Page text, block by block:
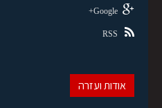
Google+
RSS
אודות ועזרה